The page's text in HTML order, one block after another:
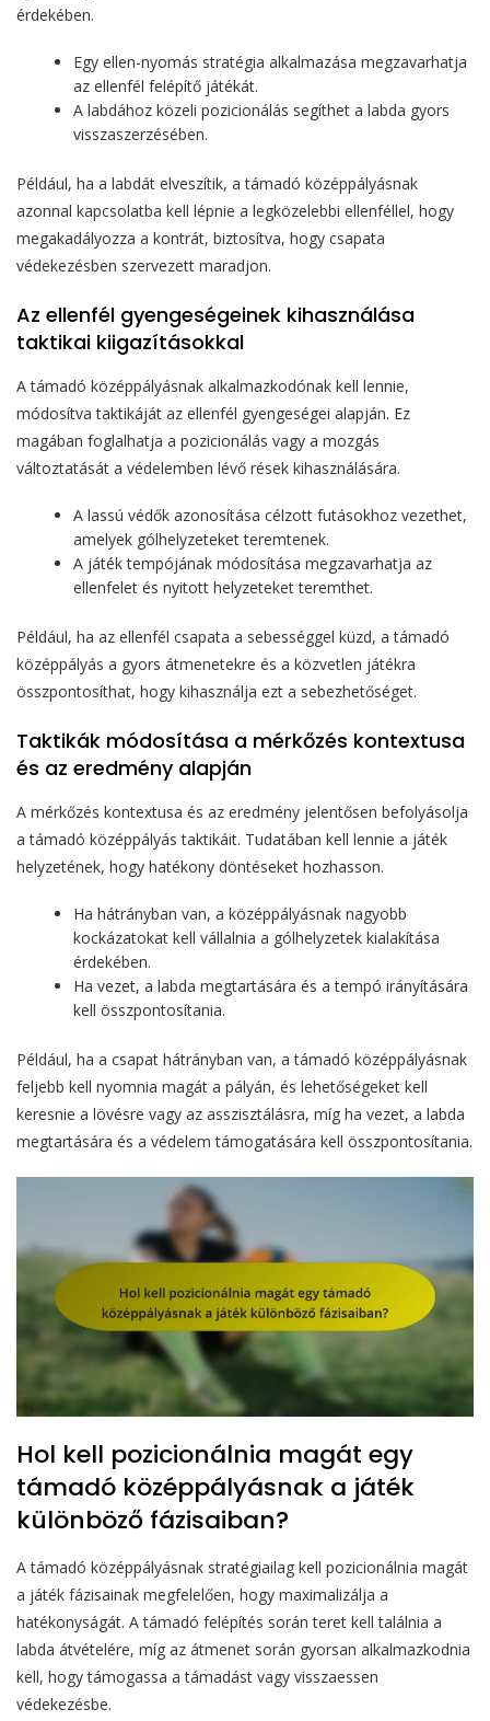
érdekében.
Egy ellen-nyomás stratégia alkalmazása megzavarhatja
az ellenfél felépítő játékát.
A labdához közeli pozicionálás segíthet a labda gyors
visszaszerzésében.
Például, ha a labdát elveszítik, a támadó középpályásnak
azonnal kapcsolatba kell lépnie a legközelebbi ellenféllel, hogy
megakadályozza a kontrát, biztosítva, hogy csapata
védekezésben szervezett maradjon.
Az ellenfél gyengeségeinek kihasználása
taktikai kiigazításokkal
A támadó középpályásnak alkalmazkodónak kell lennie,
módosítva taktikáját az ellenfél gyengeségei alapján. Ez
magában foglalhatja a pozicionálás vagy a mozgás
változtatását a védelemben lévő rések kihasználására.
A lassú védők azonosítása célzott futásokhoz vezethet,
amelyek gólhelyzeteket teremtenek.
A játék tempójának módosítása megzavarhatja az
ellenfelet és nyitott helyzeteket teremthet.
Például, ha az ellenfél csapata a sebességgel küzd, a támadó
középpályás a gyors átmenetekre és a közvetlen játékra
összpontosíthat, hogy kihasználja ezt a sebezhetőséget.
Taktikák módosítása a mérkőzés kontextusa
és az eredmény alapján
A mérkőzés kontextusa és az eredmény jelentősen befolyásolja
a támadó középpályás taktikáit. Tudatában kell lennie a játék
helyzetének, hogy hatékony döntéseket hozhasson.
Ha hátrányban van, a középpályásnak nagyobb
kockázatokat kell vállalnia a gólhelyzetek kialakítása
érdekében.
Ha vezet, a labda megtartására és a tempó irányítására
kell összpontosítania.
Például, ha a csapat hátrányban van, a támadó középpályásnak
feljebb kell nyomnia magát a pályán, és lehetőségeket kell
keresnie a lövésre vagy az asszisztálásra, míg ha vezet, a labda
megtartására és a védelem támogatására kell összpontosítania.
Hol kell pozicionálnia magát egy
támadó középpályásnak a játék
különböző fázisaiban?
A támadó középpályásnak stratégiailag kell pozicionálnia magát
a játék fázisainak megfelelően, hogy maximalizálja a
hatékonyságát. A támadó felépítés során teret kell találnia a
labda átvételére, míg az átmenet során gyorsan alkalmazkodnia
kell, hogy támogassa a támadást vagy visszaessen
védekezésbe.